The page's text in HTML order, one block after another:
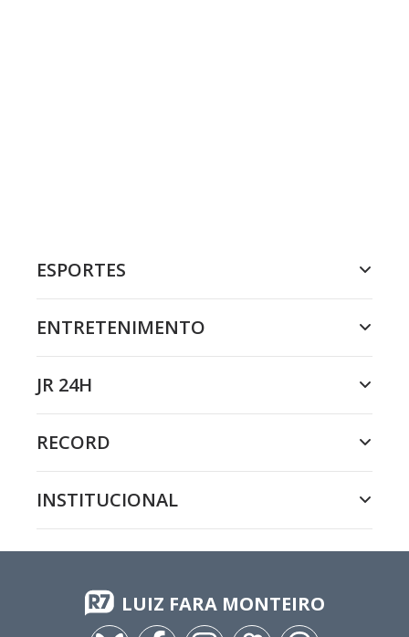
ESPORTES
ENTRETENIMENTO
JR 24H
RECORD
INSTITUCIONAL
LUIZ FARA MONTEIRO